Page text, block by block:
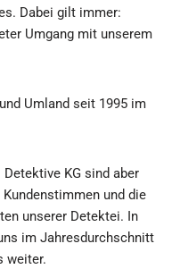
Dabei gilt immer:
Umgang mit unserem
und Umland seit 1995 im
KG sind aber
und die
unserer Detektei. In
im Jahresdurchschnitt
weiter.